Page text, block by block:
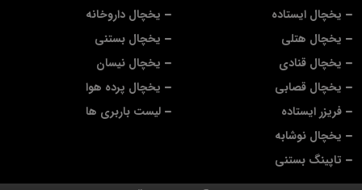
یخچال داروخانه
یخچال بستنی
یخچال نیسان
یخچال پرده هوا
لیست باربری ها
یخچال ایستاده
یخچال هتلی
یخچال قنادی
یخچال قصابی
فریزر ایستاده
یخچال نوشابه
تاپینگ بستنی